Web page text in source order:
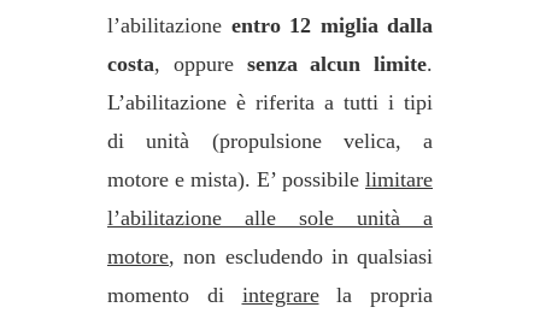
l’abilitazione entro 12 miglia dalla
costa, oppure senza alcun limite.
L’abilitazione è riferita a tutti i tipi
di unità (propulsione velica, a
motore e mista). E’ possibile limitare
l’abilitazione alle sole unità a
motore, non escludendo in qualsiasi
momento di integrarela propria